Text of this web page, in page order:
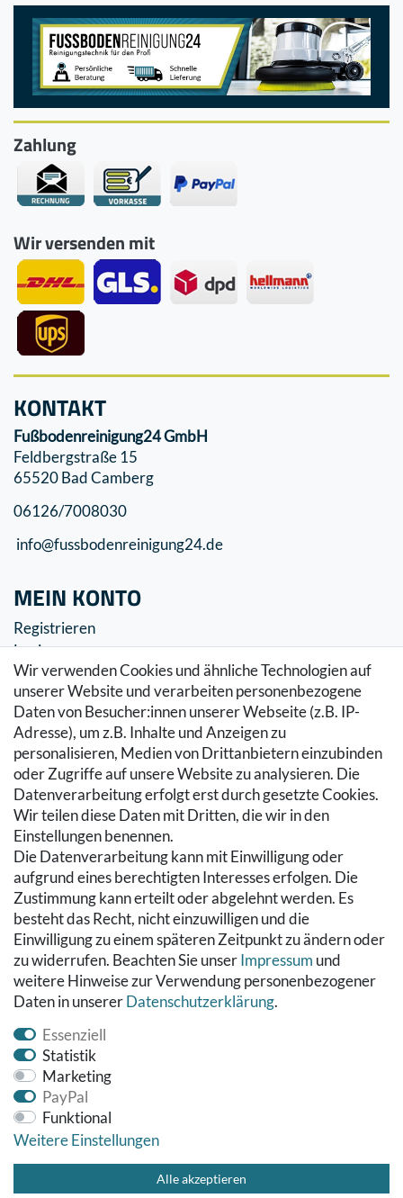
Zahlung
Wir versenden mit
Wir verwenden Cookies und ähnliche Technologien auf
unserer Website und verarbeiten personenbezogene
Daten von Besucher:innen unserer Webseite (z.B. IP-
Adresse), um z.B. Inhalte und Anzeigen zu
personalisieren, Medien von Drittanbietern einzubinden
oder Zugriffe auf unsere Website zu analysieren. Die
Datenverarbeitung erfolgt erst durch gesetzte Cookies.
Wir teilen diese Daten mit Dritten, die wir in den
Einstellungen benennen.
Die Datenverarbeitung kann mit Einwilligung oder
aufgrund eines berechtigten Interesses erfolgen. Die
Zustimmung kann erteilt oder abgelehnt werden. Es
besteht das Recht, nicht einzuwilligen und die
Einwilligung zu einem späteren Zeitpunkt zu ändern oder
zu widerrufen. Beachten Sie unserImpressum und
weitere Hinweise zur Verwendung personenbezogener
Daten in unsererDaten­schutz­erklärung.
Essenziell
Statistik
Marketing
PayPal
Funktional
Weitere Einstellungen
Alle akzeptieren
KONTAKT
Fußbodenreinigung24 GmbH
Feldbergstraße 15
65520 Bad Camberg
06126/7008030
info@fussbodenreinigung24.de
MEIN KONTO
Registrieren
Login
SERVICE
Zahlung & Versand
Warenkorb
Zur Kasse
Hilfe
RECHTLICHES
Kontakt
Datenschutzerklärung
AGB
Impressum
Hinweise zur Batterieentsorgung
Widerrufs­recht
Vertrag widerrufen
© Copyright 2026 Fußbodenreinigung24 GmbH | Alle Rechte